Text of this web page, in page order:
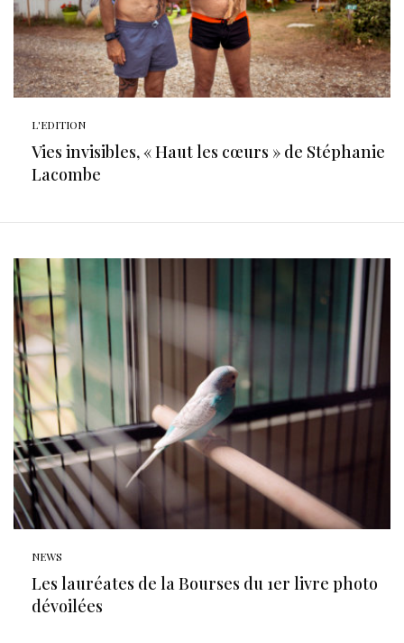
L'EDITION
Vies invisibles, « Haut les cœurs » de Stéphanie
Lacombe
NEWS
Les lauréates de la Bourses du 1er livre photo
dévoilées